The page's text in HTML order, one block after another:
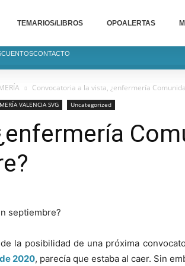
TEMARIOS/LIBROS OPOALERTAS
CONTACTO
Convocatoria a la vista, ¿enfermería
VALENCIA SVG Uncategorized
la posibilidad de una próxima
2020, parecía que estaba al caer. Sin